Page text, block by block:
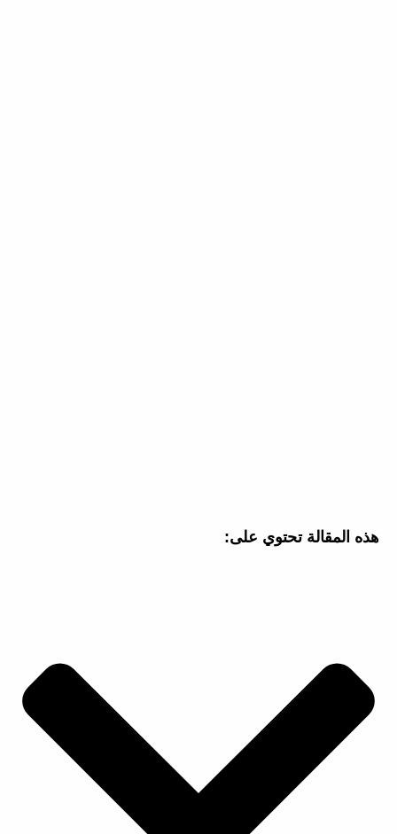
هذه المقالة تحتوي على: